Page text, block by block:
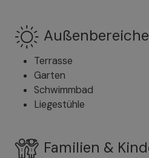
Außenbereiche
Terrasse
Garten
Schwimmbad
Liegestühle
Familien &